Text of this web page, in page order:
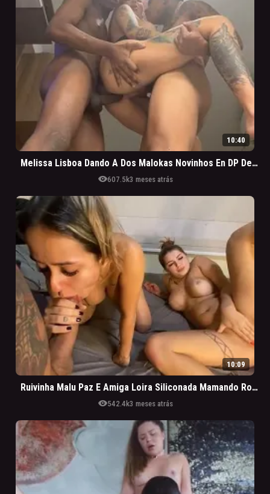
10:40
Melissa Lisboa Dando A Dos Malokas Novinhos En DP Deliciosa
visibility607.5k3 meses atrás
10:09
Ruivinha Malu Paz E Amiga Loira Siliconada Mamando Rola Juntinhas
visibility542.4k3 meses atrás